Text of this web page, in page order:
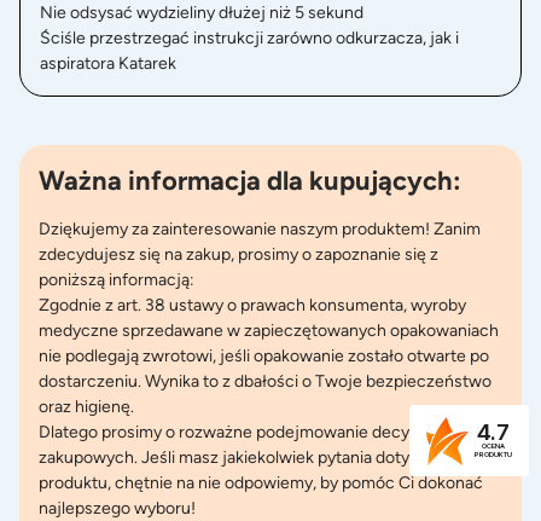
Nie odsysać wydzieliny dłużej niż 5 sekund
Ściśle przestrzegać instrukcji zarówno odkurzacza, jak i
aspiratora Katarek
Ważna informacja dla kupujących:
Dziękujemy za zainteresowanie naszym produktem! Zanim
zdecydujesz się na zakup, prosimy o zapoznanie się z
poniższą informacją:
Zgodnie z art. 38 ustawy o prawach konsumenta, wyroby
medyczne sprzedawane w zapieczętowanych opakowaniach
nie podlegają zwrotowi, jeśli opakowanie zostało otwarte po
dostarczeniu. Wynika to z dbałości o Twoje bezpieczeństwo
oraz higienę.
Dlatego prosimy o rozważne podejmowanie decyzji
zakupowych. Jeśli masz jakiekolwiek pytania dotyczące
produktu, chętnie na nie odpowiemy, by pomóc Ci dokonać
najlepszego wyboru!
4.7
OCENA
PRODUKTU